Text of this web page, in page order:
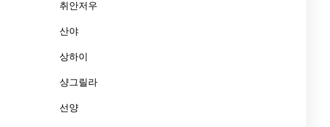
취안저우
산야
상하이
샹그릴라
선양